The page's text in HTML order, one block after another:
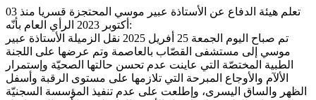
تعلم هيئة الدفاع عن الأستاذة عبير موسي المحتجزة قسريا منذ 03
أكتوبر 2023 الرأي العام بأنّه:
تم صباح اليوم الجمعة 25 أفريل 2025 نقل الزميلة الأستاذة عبير
موسي إلى مستشفى القصّاب بالعاصمة وتم عرضها على اللجنة
الطبية المختصّة التي عاينت عدم تحسن حالتها الصحيّة وإستمرار
الألآم والأوجاع المبرحة التي تلازمها على مستوى الرقبة وأسفل
الظهر والساق اليسرى، وإطلعت على عدم تنفيذ المؤسسة السجنيّة